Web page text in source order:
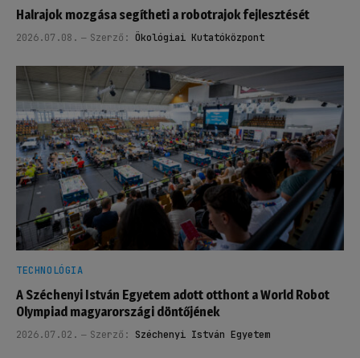
Halrajok mozgása segítheti a robotrajok fejlesztését
2026.07.08. Szerző: Ökológiai Kutatóközpont
TECHNOLÓGIA
A Széchenyi István Egyetem adott otthont a World Robot
Olympiad magyarországi döntőjének
2026.07.02. Szerző: Széchenyi István Egyetem